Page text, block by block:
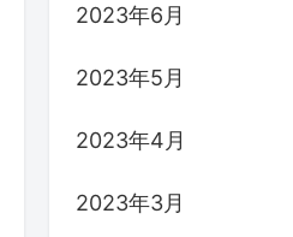
2023年6月
2023年5月
2023年4月
2023年3月